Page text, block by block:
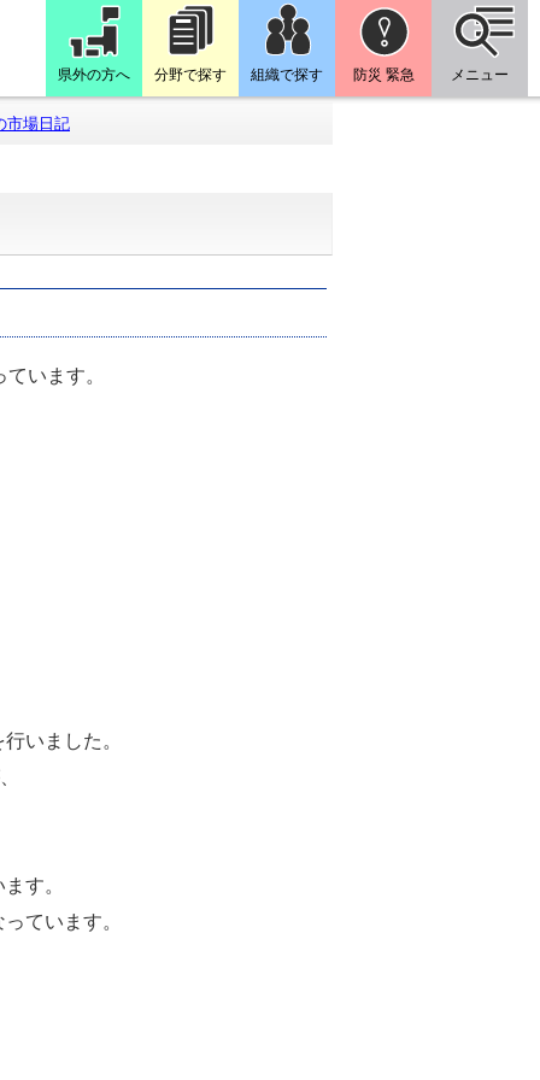
県外の方へ 分野で探す 組織で探す 防災 緊急 メニュー
市場日記
います。
いました。
す。
ています。